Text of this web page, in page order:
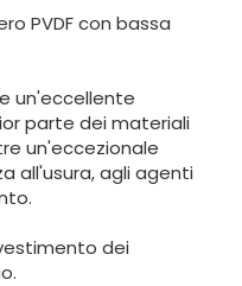
PVDF con bassa
un'eccellente
parte dei materiali
un'eccezionale
all'usura, agli agenti
dei